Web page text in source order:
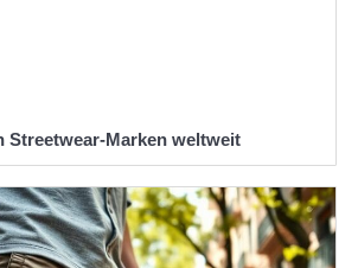
Streetwear-Marken weltweit